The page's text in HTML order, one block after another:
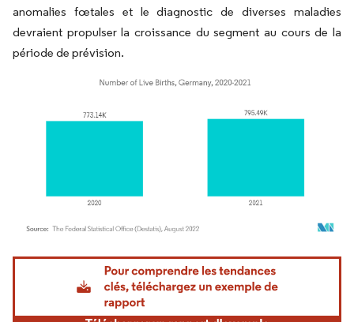
anomalies fœtales et le diagnostic de diverses maladies
devraient propulser la croissance du segment au cours de la
période de prévision.
Image © Mordor Intelligence. La réutilisation nécessite une attribution sous CC BY